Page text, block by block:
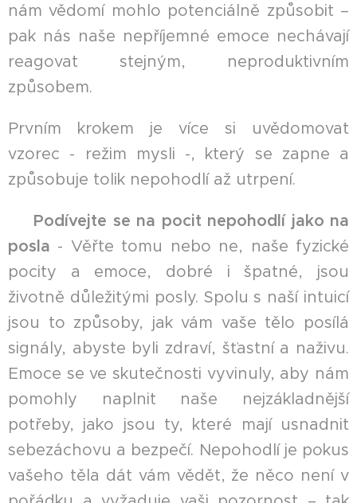
nám vědomí mohlo potenciálně způsobit –
pak nás naše nepříjemné emoce nechávají
reagovat stejným, neproduktivním
způsobem.
Prvním krokem je více si uvědomovat
vzorec - režim mysli -, který se zapne a
způsobuje tolik nepohodlí až utrpení.
Podívejte se na pocit nepohodlí jako na
posla - Věřte tomu nebo ne, naše fyzické
pocity a emoce, dobré i špatné, jsou
životně důležitými posly. Spolu s naší intuicí
jsou to způsoby, jak vám vaše tělo posílá
signály, abyste byli zdraví, šťastní a naživu.
Emoce se ve skutečnosti vyvinuly, aby nám
pomohly naplnit naše nejzákladnější
potřeby, jako jsou ty, které mají usnadnit
sebezáchovu a bezpečí. Nepohodlí je pokus
vašeho těla dát vám vědět, že něco není v